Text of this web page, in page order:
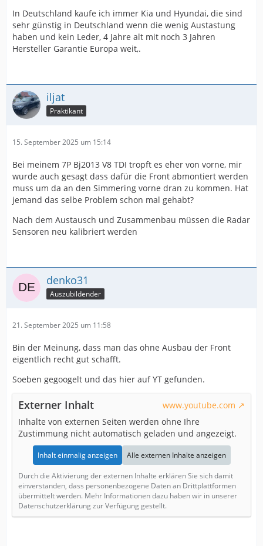
In Deutschland kaufe ich immer Kia und Hyundai, die sind
sehr günstig in Deutschland wenn die wenig Austastung
haben und kein Leder, 4 Jahre alt mit noch 3 Jahren
Hersteller Garantie Europa weit,.
iljat
Praktikant
15. September 2025 um 15:14
Bei meinem 7P Bj2013 V8 TDI tropft es eher von vorne, mir
wurde auch gesagt dass dafür die Front abmontiert werden
muss um da an den Simmering vorne dran zu kommen. Hat
jemand das selbe Problem schon mal gehabt?
Nach dem Austausch und Zusammenbau müssen die Radar
Sensoren neu kalibriert werden
denko31
Auszubildender
21. September 2025 um 11:58
Bin der Meinung, dass man das ohne Ausbau der Front
eigentlich recht gut schafft.
Soeben gegoogelt und das hier auf YT gefunden.
Externer Inhalt
www.youtube.com
Inhalte von externen Seiten werden ohne Ihre
Zustimmung nicht automatisch geladen und angezeigt.
Inhalt einmalig anzeigen Alle externen Inhalte anzeigen
Durch die Aktivierung der externen Inhalte erklären Sie sich damit
einverstanden, dass personenbezogene Daten an Drittplattformen
übermittelt werden. Mehr Informationen dazu haben wir in unserer
Datenschutzerklärung zur Verfügung gestellt.